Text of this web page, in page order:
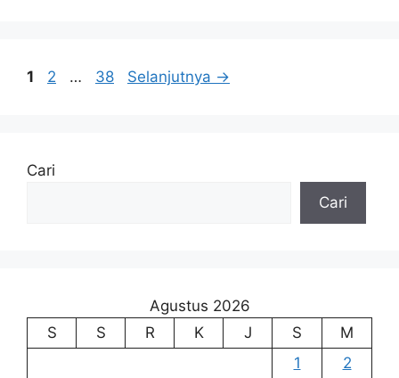
Halaman
1 Halaman
2 … Halaman
38 Selanjutnya →
Cari
Cari
Agustus 2026
S
S R K J S
M
1
2